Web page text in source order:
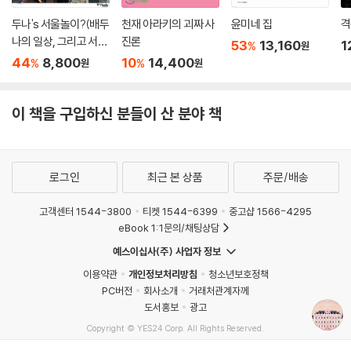
만의 이상향을 건설하고자 하는 웨스 앤더슨 세계의 테마를 계속 유지하면
서, 중복적인 이야기 구조(『그랜드 부다페스트 호텔』은 ‘이야기 안의 이야
기 안의 이야기 안’이라는 3중 구조를 가지고 있다), 동화 같은 색감과 대
칭의 아름다움이 부각되는 영상, 정교하게 그린 인형 집 같은 배경과 독특
스트 호텔』은 그의 특유의 미학이 가장 극대화된 작품이라는 평을 받는다.
웨스 앤더슨의 작품 세계를 가장 깊게 이해하는 평론가로 알려진 매트 졸
러 세이츠는 이 점에 주목하여 한 편의 영화를 고스란히 책으로 옮겨 담는
작업을 하였고, 그 결과 완벽한 아트북 『그랜드 부다페스트 호텔』이 탄생
하게 되었다. 매트 졸러 세이츠는 이미 웨스 앤더슨의 앞선 7편의 영화를
묶어 『웨스 앤더슨 컬렉션』이라는 제목으로 첫 번째 아트북을 작업했다.
별도로 『그랜드 부다페스트 호텔』만을 빼내어 한 권으로 묶은 이유는 그만
큼 읽을거리와 볼거리가 풍성하다는 의미다. 『그랜드 부다페스트 호텔』의
안팎을 둘러보는 이 안내서에는 감독인 웨스 앤더슨뿐만 아니라 주연배우
랄프 파인스, 촬영 감독 로버트 D. 예먼, 프로덕션 디자이너 아담 슈토크하
우젠, 의상 디자이너 밀레나 카노네로, 작곡가 알렉상드르 데스플라 등이
두나's 서울놀이?(배두
나의 일상, 그리고 서울
여행) : 상급
44% 8,800원
천재 아라키의 괴짜 사
진론
10% 14,400원
윤미네 집
53% 13,160원
이 책을 구입하신 분들이 산 분야 책
로그인 최근 본 상품 주문/배송
고객센터 1544-3800 티켓 1544-6399
중고샵 1566-4295
eBook 1:1문의/채팅상담
예스이십사(주) 사업자 정보
이용약관
개인정보처리방침
청소년보호정책
PC버전
회사소개
거래처관계자께
도서홍보
광고
Copyright © YES24 Corp. All Rights Reserved.